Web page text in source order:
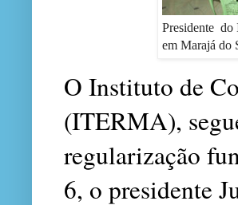
Presidente do
em Marajá do
O Instituto de
(ITERMA),
regularização
6, o presidente